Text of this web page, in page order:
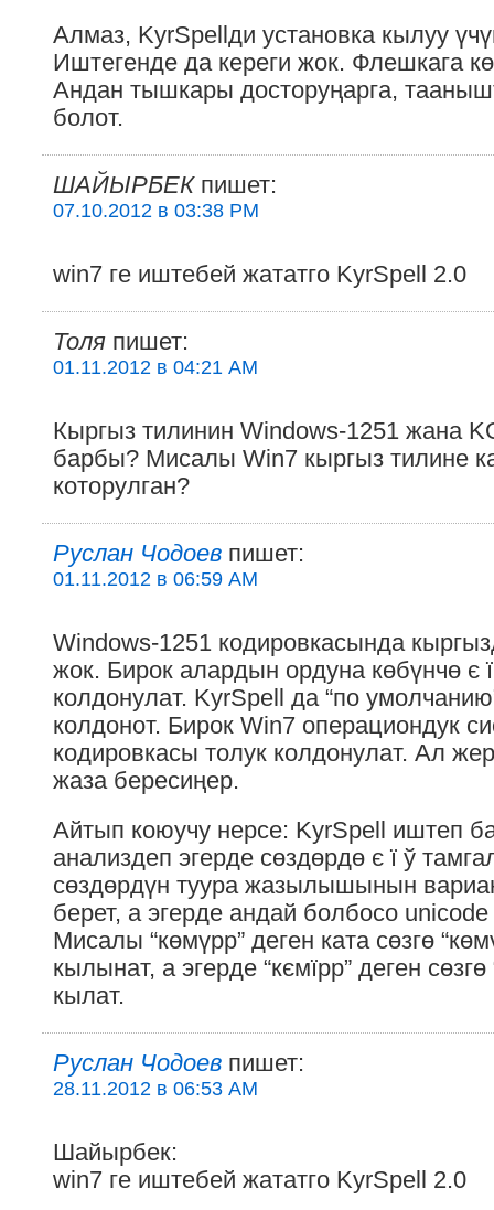
Алмаз, KyrSpellди установка кылуу
Иштегенде да кереги жок. Флешкага
Андан тышкары досторуңарга,
болот.
ШАЙЫРБЕКпишет:
07.10.2012 в 03:38 PM
win7 ге иштебей жататго KyrSpell 2.0
Толя пишет:
01.11.2012 в 04:21 AM
Кыргыз тилинин Windows-1251 жана
барбы? Мисалы Win7 кыргыз тилине
которулган?
Руслан Чодоев пишет:
01.11.2012 в 06:59 AM
Windows-1251 кодировкасында
жок. Бирок алардын ордуна көбүнчө є
колдонулат. KyrSpell да “по
колдонот. Бирок Win7 операциондук
кодировкасы толук колдонулат. Ал
жаза бересиңер.
Айтып коюучу нерсе: KyrSpell иштеп
анализдеп эгерде сөздөрдө є ї ў
сөздөрдүн туура жазылышынын
берет, а эгерде андай болбосо
Мисалы “көмүрр” деген ката сөзгө
кылынат, а эгерде “кємїрр” деген
кылат.
Руслан Чодоев пишет:
28.11.2012 в 06:53 AM
Шайырбек:
win7 ге иштебей жататго KyrSpell 2.0